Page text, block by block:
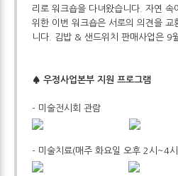
리로 워크숍을 다녀왔습니다. 자연
위한 이번 워크숍은 서로의 의견을
니다. 김밥 & 샌드위치 판매사업은 9
♠ 우정사업본부 지원 프로그램
- 미술전시회 관람
- 미술치료(매주 화요일 오후 2시~4